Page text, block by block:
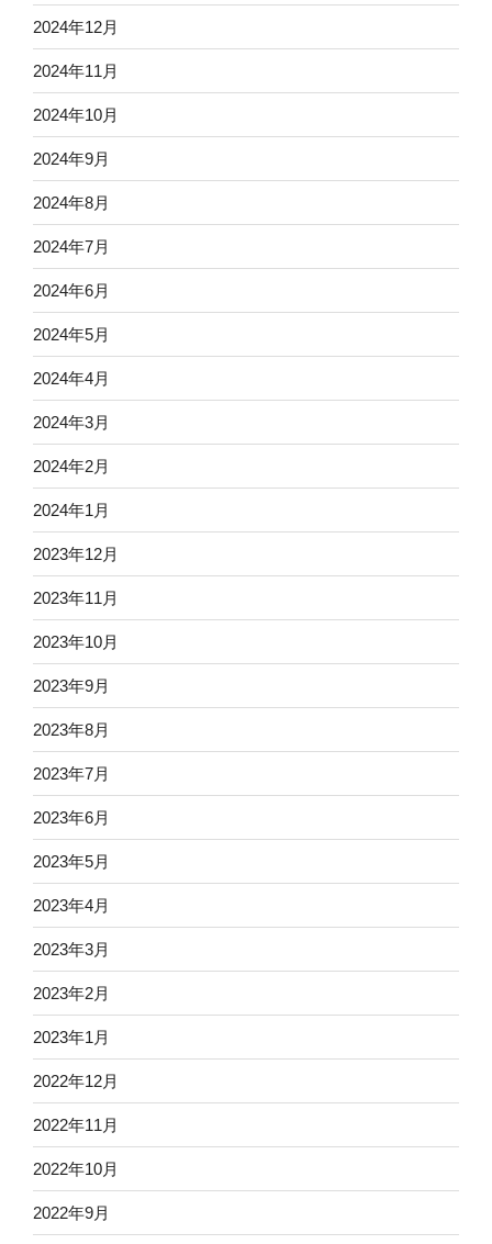
2024年12月
2024年11月
2024年10月
2024年9月
2024年8月
2024年7月
2024年6月
2024年5月
2024年4月
2024年3月
2024年2月
2024年1月
2023年12月
2023年11月
2023年10月
2023年9月
2023年8月
2023年7月
2023年6月
2023年5月
2023年4月
2023年3月
2023年2月
2023年1月
2022年12月
2022年11月
2022年10月
2022年9月